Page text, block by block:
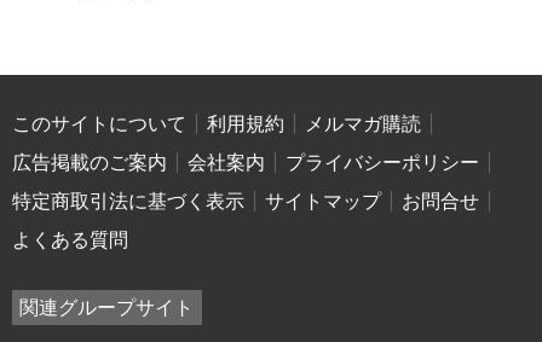
このサイトについて 利用規約
メルマガ購読
広告掲載のご案内
会社案内
プライバシーポリシー
特定商取引法に基づく表示
サイトマップ
お問合せ
よくある質問
関連グループサイト